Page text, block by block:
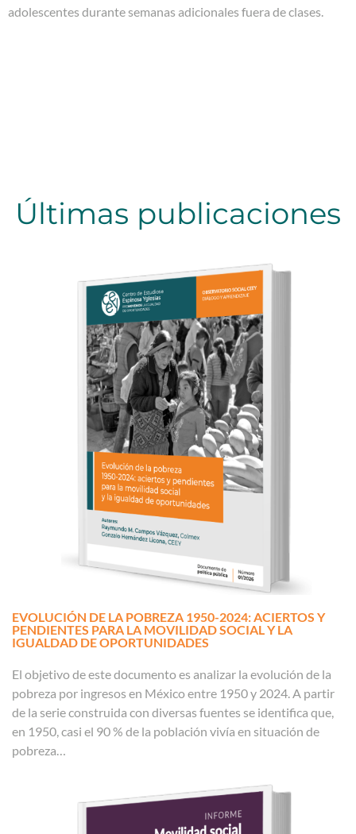
adolescentes durante semanas adicionales fuera de clases.
Últimas publicaciones
EVOLUCIÓN DE LA POBREZA 1950-2024: ACIERTOS Y
PENDIENTES PARA LA MOVILIDAD SOCIAL Y LA
IGUALDAD DE OPORTUNIDADES
El objetivo de este documento es analizar la evolución de la
pobreza por ingresos en México entre 1950 y 2024. A partir
de la serie construida con diversas fuentes se identifica que,
en 1950, casi el 90 % de la población vivía en situación de
pobreza…